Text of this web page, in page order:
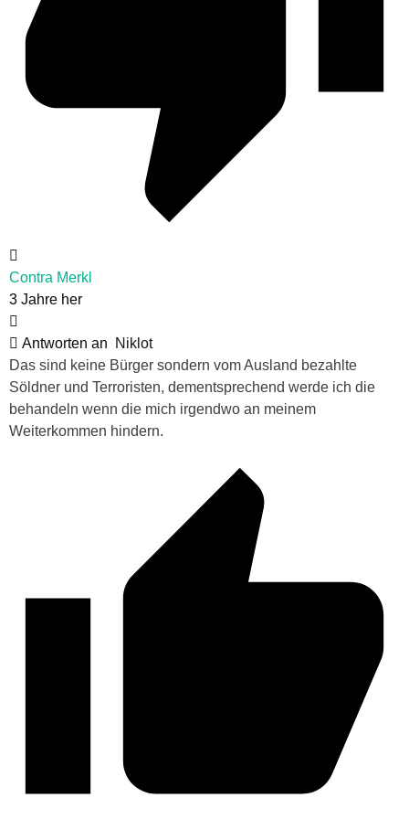
Contra Merkl
3 Jahre her
Antworten an
Niklot
Das sind keine Bürger sondern vom Ausland bezahlte
Söldner und Terroristen, dementsprechend werde ich die
behandeln wenn die mich irgendwo an meinem
Weiterkommen hindern.